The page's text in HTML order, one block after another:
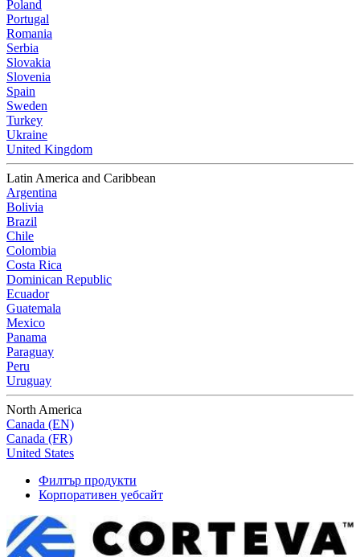
Poland
Portugal
Romania
Serbia
Slovakia
Slovenia
Spain
Sweden
Turkey
Ukraine
United Kingdom
Latin America and Caribbean
Argentina
Bolivia
Brazil
Chile
Colombia
Costa Rica
Dominican Republic
Ecuador
Guatemala
Mexico
Panama
Paraguay
Peru
Uruguay
North America
Canada (EN)
Canada (FR)
United States
Филтър продукти
Корпоративен уебсайт